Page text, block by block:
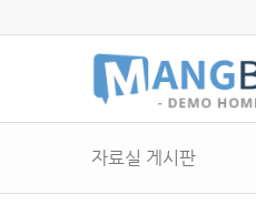
자료실 게시판